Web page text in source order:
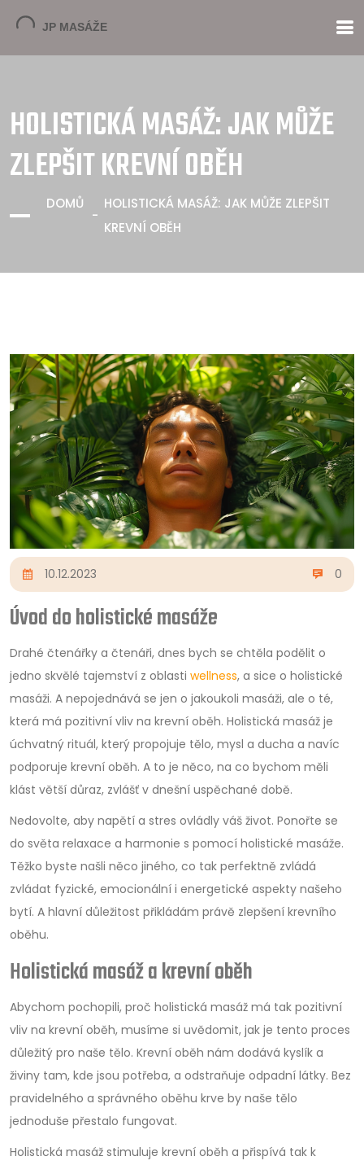
HOLISTICKÁ MASÁŽ: JAK MŮŽE
ZLEPŠIT KREVNÍ OBĚH
DOMŮ
HOLISTICKÁ MASÁŽ: JAK MŮŽE ZLEPŠIT
KREVNÍ OBĚH
10.12.2023 0
Úvod do holistické masáže
Drahé čtenářky a čtenáři, dnes bych se chtěla podělit o
jedno skvělé tajemství z oblasti wellness, a sice o holistické
masáži. A nepojednává se jen o jakoukoli masáži, ale o té,
která má pozitivní vliv na krevní oběh. Holistická masáž je
úchvatný rituál, který propojuje tělo, mysl a ducha a navíc
podporuje krevní oběh. A to je něco, na co bychom měli
klást větší důraz, zvlášť v dnešní uspěchané době.
Nedovolte, aby napětí a stres ovládly váš život. Ponořte se
do světa relaxace a harmonie s pomocí holistické masáže.
Těžko byste našli něco jiného, co tak perfektně zvládá
zvládat fyzické, emocionální i energetické aspekty našeho
bytí. A hlavní důležitost přikládám právě zlepšení krevního
oběhu.
Holistická masáž a krevní oběh
Abychom pochopili, proč holistická masáž má tak pozitivní
vliv na krevní oběh, musíme si uvědomit, jak je tento proces
důležitý pro naše tělo. Krevní oběh nám dodává kyslík a
živiny tam, kde jsou potřeba, a odstraňuje odpadní látky. Bez
pravidelného a správného oběhu krve by naše tělo
jednoduše přestalo fungovat.
Holistická masáž stimuluje krevní oběh a přispívá tak k